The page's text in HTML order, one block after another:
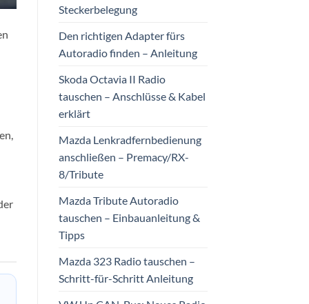
Steckerbelegung
Den richtigen Adapter fürs
Autoradio finden – Anleitung
Skoda Octavia II Radio
tauschen – Anschlüsse & Kabel
erklärt
Mazda Lenkradfernbedienung
anschließen – Premacy/RX-
8/Tribute
Mazda Tribute Autoradio
tauschen – Einbauanleitung &
Tipps
Mazda 323 Radio tauschen –
Schritt-für-Schritt Anleitung